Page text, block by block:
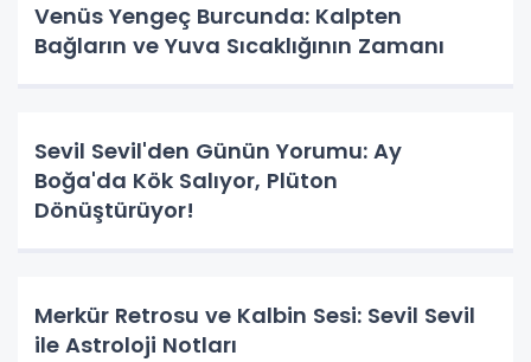
Venüs Yengeç Burcunda: Kalpten
Bağların ve Yuva Sıcaklığının Zamanı
Sevil Sevil'den Günün Yorumu: Ay
Boğa'da Kök Salıyor, Plüton
Dönüştürüyor!
Merkür Retrosu ve Kalbin Sesi: Sevil Sevil
ile Astroloji Notları